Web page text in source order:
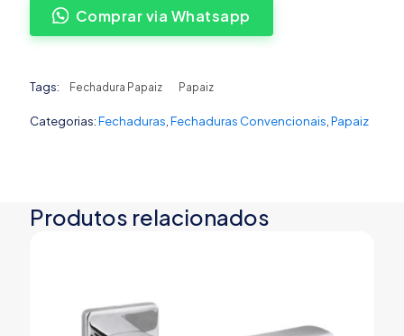
Comprar via Whatsapp
Tags: Fechadura Papaiz Papaiz
Categorias:Fechaduras Fechaduras Convencionais Papaiz
Produtos relacionados